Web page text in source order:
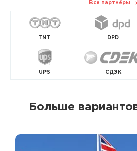
Все партнёры
TNT DPD
UPS СДЭК
Больше